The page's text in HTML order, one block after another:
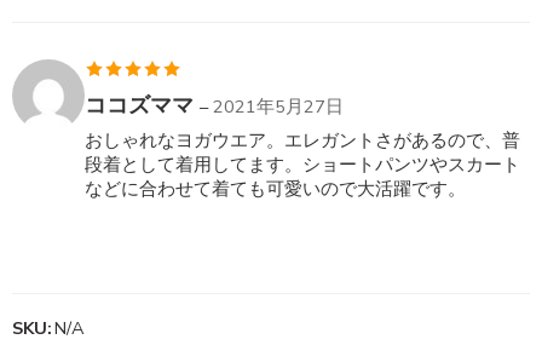
5段階中5の
ココズママ – 2021年5月27日
おしゃれなヨガウエア。エレガントさがあるので、普
段着として着用してます。ショートパンツやスカート
などに合わせて着ても可愛いので大活躍です。
SKU:N/A